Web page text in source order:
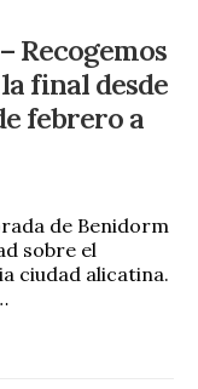
Recogemos
final desde
febrero a
de Benidorm
sobre el
ciudad alicatina.